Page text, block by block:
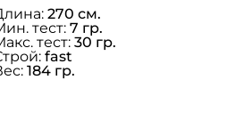
270 см.
тест: 7 гр.
тест: 30 гр.
fast
184 гр.